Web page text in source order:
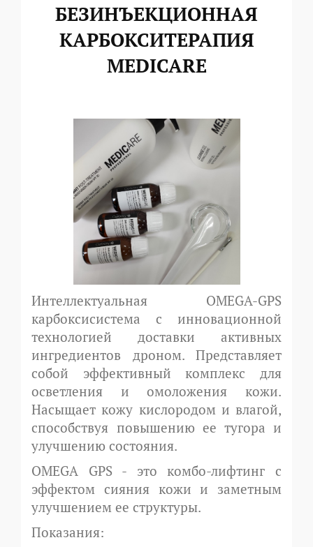
БЕЗИНЪЕКЦИОННАЯ
КАРБОКСИТЕРАПИЯ
MEDICARE
Интеллектуальная OMEGA-GPS
карбоксисистема с инновационной
технологией доставки активных
ингредиентов дроном. Представляет
собой эффективный комплекс для
осветления и омоложения кожи.
Насыщает кожу кислородом и влагой,
способствуя повышению ее тугора и
улучшению состояния.
OMEGA GPS - это комбо-лифтинг с
эффектом сияния кожи и заметным
улучшением ее структуры.
Показания: